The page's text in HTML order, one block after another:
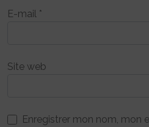
E-mail *
Site web
Enregistrer mon nom, mon